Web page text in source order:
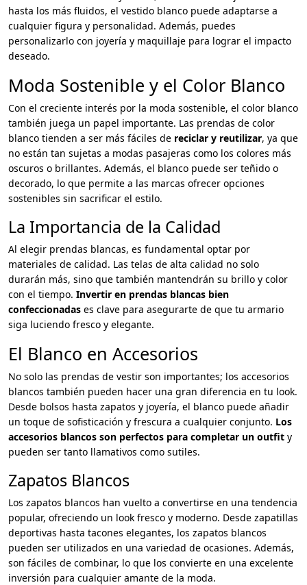
hasta los más fluidos, el vestido blanco puede adaptarse a
cualquier figura y personalidad. Además, puedes
personalizarlo con joyería y maquillaje para lograr el impacto
deseado.
Moda Sostenible y el Color Blanco
Con el creciente interés por la moda sostenible, el color blanco
también juega un papel importante. Las prendas de color
blanco tienden a ser más fáciles de reciclar y reutilizar, ya que
no están tan sujetas a modas pasajeras como los colores más
oscuros o brillantes. Además, el blanco puede ser teñido o
decorado, lo que permite a las marcas ofrecer opciones
sostenibles sin sacrificar el estilo.
La Importancia de la Calidad
Al elegir prendas blancas, es fundamental optar por
materiales de calidad. Las telas de alta calidad no solo
durarán más, sino que también mantendrán su brillo y color
con el tiempo. Invertir en prendas blancas bien
confeccionadas es clave para asegurarte de que tu armario
siga luciendo fresco y elegante.
El Blanco en Accesorios
No solo las prendas de vestir son importantes; los accesorios
blancos también pueden hacer una gran diferencia en tu look.
Desde bolsos hasta zapatos y joyería, el blanco puede añadir
un toque de sofisticación y frescura a cualquier conjunto. Los
accesorios blancos son perfectos para completar un outfit y
pueden ser tanto llamativos como sutiles.
Zapatos Blancos
Los zapatos blancos han vuelto a convertirse en una tendencia
popular, ofreciendo un look fresco y moderno. Desde zapatillas
deportivas hasta tacones elegantes, los zapatos blancos
pueden ser utilizados en una variedad de ocasiones. Además,
son fáciles de combinar, lo que los convierte en una excelente
inversión para cualquier amante de la moda.